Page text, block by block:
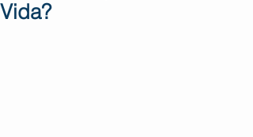
Vida?